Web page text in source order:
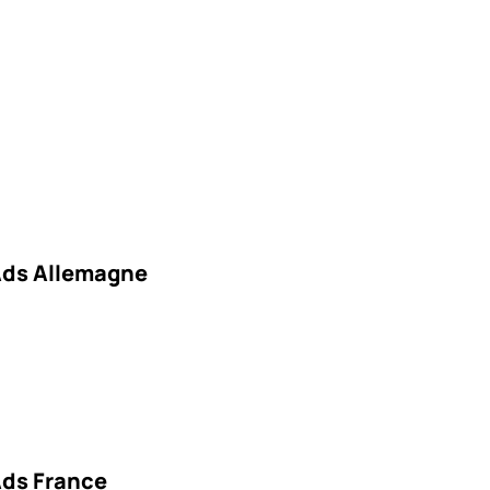
Allemagne
France